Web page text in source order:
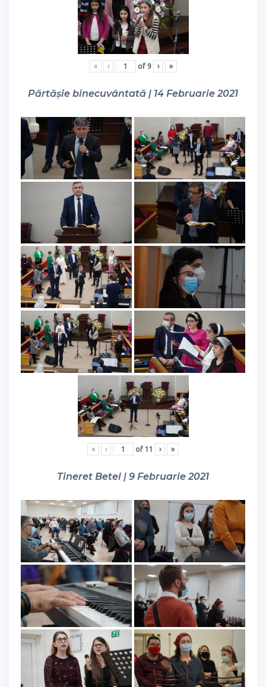
« ‹ of 9 › »
Părtășie binecuvântată | 14 Februarie 2021
« ‹ of 11 › »
Tineret Betel | 9 Februarie 2021